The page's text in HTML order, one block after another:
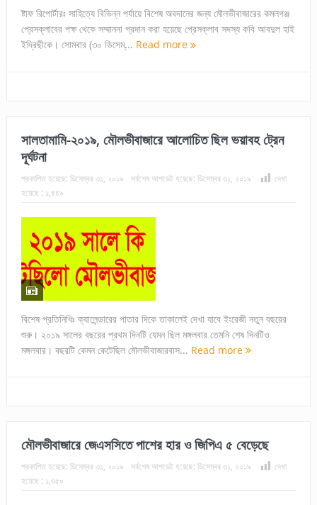
ষ্টাফ রিপোর্টারঃ সাহিত্যে বিভিন্ন পর্যায়ে বিশেষ অবদানের জন্য মৌলভীবাজারের কমলগঞ্জ
প্রেসক্লাবের পক্ষ থেকে সম্মাননা প্রদান করা হয়েছে প্রেসক্লাব সদস্য কবি আবদুল হাই
ইদ্রিছীকে। সোমবার (৩০ ডিসেম্... Read more
সালতামামি-২০১৯, মৌলভীবাজারে আলোচিত ছিল ভয়াবহ ট্রেন
দূর্ঘটনা
প্রকাশিত হয়েছে: ডিসেম্বর ৩১, ২০১৯ সর্বশেষ আপডেট হয়েছে: ডিসেম্বর ৩১, ২০১৯
দেখা
হয়েছে : ১,৪৪৯
বিশেষ প্রতিনিধিঃ ক্যালেন্ডারের পাতার দিকে তাকালেই দেখা যাবে ইংরেজী নতুন বছরের
শুরু। ২০১৯ সালের বছরের প্রথম দিনটি যেমন ছিল মঙ্গলবার তেমনি শেষ দিনটিও
মঙ্গলবার। বছরটি কেমন কেটেছিল মৌলভীবাজারবাস... Read more
মৌলভীবাজারে জেএসসিতে পাশের হার ও জিপিএ ৫ বেড়েছে
প্রকাশিত হয়েছে: ডিসেম্বর ৩১, ২০১৯ সর্বশেষ আপডেট হয়েছে: ডিসেম্বর ৩১, ২০১৯
দেখা
হয়েছে : ১,৩৫০